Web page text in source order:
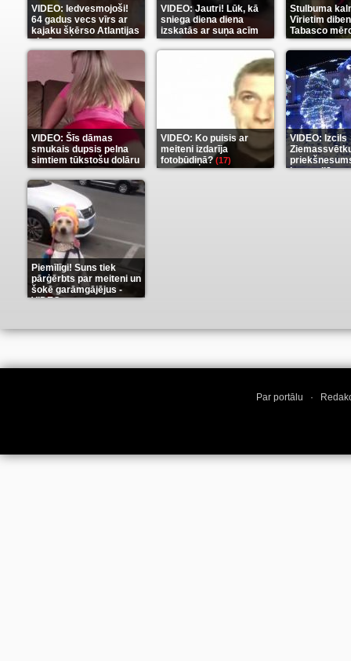
VIDEO: Iedvesmojoši!
64 gadus vecs vīrs ar
kajaku šķērso Atlantijas
okeānu(5)
VIDEO: Jautri! Lūk, kā
sniega diena diena
izskatās ar suņa acīm
(6)
Stulbuma
Vīrietim
Tabasco
(7)
VIDEO: Šīs dāmas
smukais dupsis pelna
simtiem tūkstošu dolāru
(9)
VIDEO: Ko puisis ar
meiteni izdarīja
fotobūdiņā?(17)
VIDEO: Izcils
karu stilā(7)
Piemīlīgi! Suns tiek
pārģērbts par meiteni un
šokē garāmgājējus -
VIDEO(8)
Par portālu ·